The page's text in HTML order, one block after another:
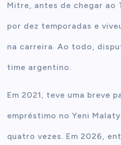
Mitre, antes de chegar ao
por dez temporadas e
na carreira. Ao todo,
time argentino.
Em 2021, teve uma breve
empréstimo no Yeni
quatro vezes. Em 2026,